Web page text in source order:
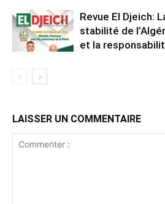
Revue El Djeich:
stabilité de
et la
LAISSER UN COMMENTAIRE